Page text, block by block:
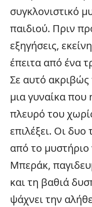
συγκλονιστικό
παιδιού. Πριν
εξηγήσεις,
έπειτα από ένα
Σε αυτό ακριβώς
μια γυναίκα που
πλευρό του
επιλέξει. Οι
από το
Μπεράκ,
και τη βαθιά
ψάχνει την